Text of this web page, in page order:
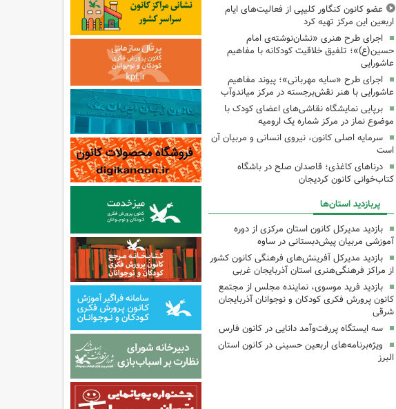
عضو کانون کنگاور کلیپی از فعالیت‌های ایام
اربعین این مرکز تهیه کرد
اجرای طرح هنری «نشان‌نوشته‌ی امام
حسین(ع)»؛ تلفیق خلاقیت کودکانه با مفاهیم
عاشورایی
اجرای طرح «سایه مهربانی»؛ پیوند مفاهیم
عاشورایی با هنر نقش‌برجسته در مرکز میاندوآب
برپایی نمایشگاه نقاشی‌های اعضای کودک با
موضوع نماز در مرکز شماره یک ارومیه
سرمایه اصلی کانون، نیروی انسانی و مربیان آن
است
درناهای کاغذی؛ قاصدان صلح در باشگاه
کتاب‌خوانی کانون کردیجان
پربازدید استان‌ها
بازدید مدیرکل کانون استان مرکزی از دوره
آموزشی مربیان پیش‌دبستانی در ساوه
بازدید مدیرکل آفرینش‌های فرهنگی کانون کشور
از مراکز فرهنگی‌هنری استان آذربایجان غربی
بازدید فرید موسوی، نماینده مجلس از مجتمع
کانون پرورش فکری کودکان و نوجوانان آذربایجان
شرقی
سه ایستگاه پررفت‌وآمد دانایی در کانون فارس
ویژه‌برنامه‌های اربعین حسینی در کانون استان
البرز